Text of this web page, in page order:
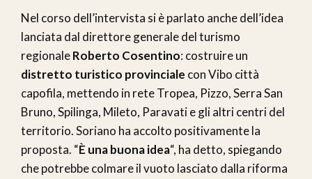
Nel corso dell’intervista si è parlato anche dell’idea
lanciata dal direttore generale del turismo
regionaleRoberto Cosentino: costruire un
distretto turistico provinciale con Vibo città
capofila, mettendo in rete Tropea, Pizzo, Serra San
Bruno, Spilinga, Mileto, Paravati e gli altri centri del
territorio. Soriano ha accolto positivamente la
proposta. “È una buona idea“, ha detto, spiegando
che potrebbe colmare il vuoto lasciato dalla riforma